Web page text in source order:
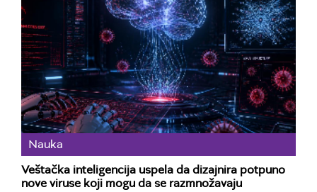
Nauka
Veštačka inteligencija uspela da dizajnira potpuno
nove viruse koji mogu da se razmnožavaju